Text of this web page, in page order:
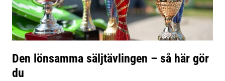
Den lönsamma säljtävlingen – så här gör
du